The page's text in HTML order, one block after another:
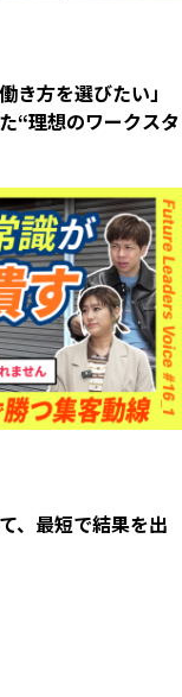
き方を選びたい」
“理想のワークスタ
、最短で結果を出